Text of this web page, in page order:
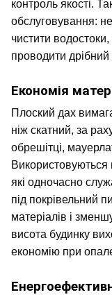
контроль якості.
обслуговування:
чистити водостоки,
проводити дрібний
Економія
Плоский дах
ніж скатний, за
обрешітці,
які одночасно
під покрівельний
матеріалів і
висота будинку
економію при